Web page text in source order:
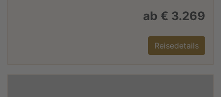
ab € 3.269
Reisedetails